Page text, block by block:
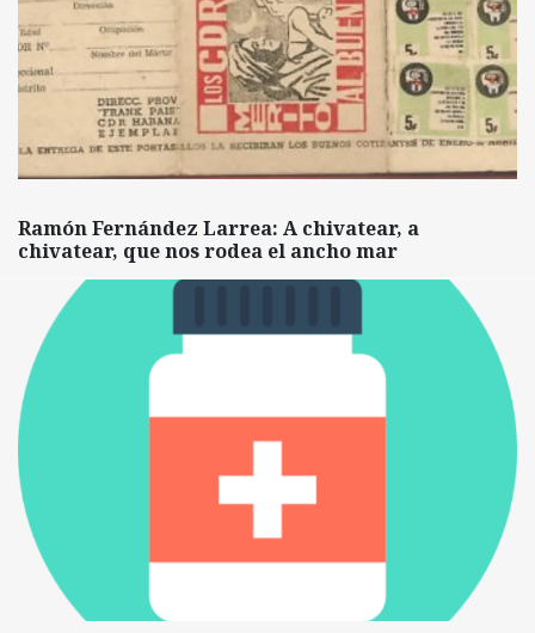
Ramón Fernández Larrea: A chivatear, a
chivatear, que nos rodea el ancho mar